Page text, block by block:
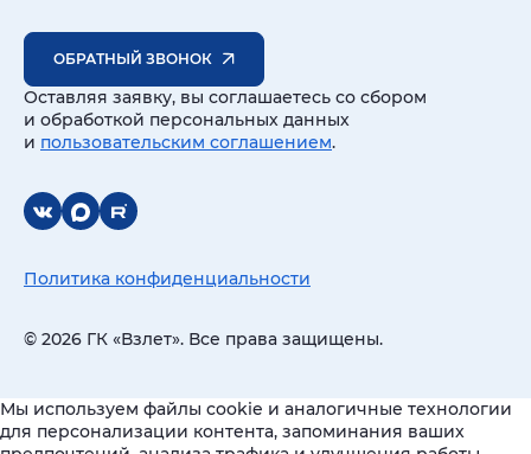
ОБРАТНЫЙ ЗВОНОК
Оставляя заявку, вы соглашаетесь со сбором
и обработкой персональных данных
и пользовательским соглашением.
© 2026 ГК «Взлет». Все права защищены.
Политика конфиденциальности
Мы используем файлы cookie и аналогичные технологии
для персонализации контента, запоминания ваших